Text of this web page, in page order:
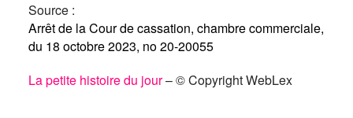
Source :
Arrêt de la Cour de cassation, chambre commerciale,
du 18 octobre 2023, no 20-20055
La petite histoire du jour– © Copyright WebLex